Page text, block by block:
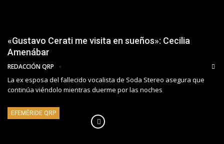
«Gustavo Cerati me visita en sueños»: Cecilia
Amenábar
REDACCIÓN QRP
La ex esposa del fallecido vocalista de Soda Stereo asegura que
continúa viéndolo mientras duerme por las noches
EFEMÉRIDE QRP